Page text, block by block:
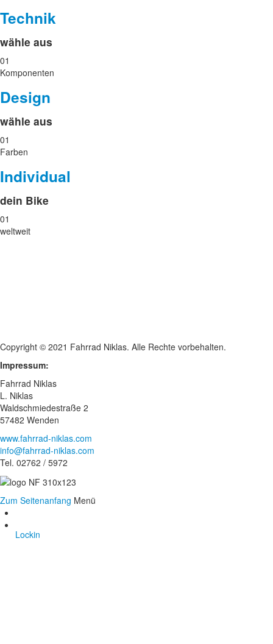
Technik
wähle aus
01
Komponenten
Design
wähle aus
01
Farben
Individual
dein Bike
01
weltweit
Copyright © 2021 Fahrrad Niklas. Alle Rechte vorbehalten.
Impressum:
Fahrrad Niklas
L. Niklas
Waldschmiedestraße 2
57482 Wenden
www.fahrrad-niklas.com
info@fahrrad-niklas.com
Tel. 02762 / 5972
Zum Seitenanfang Menü
Lockin